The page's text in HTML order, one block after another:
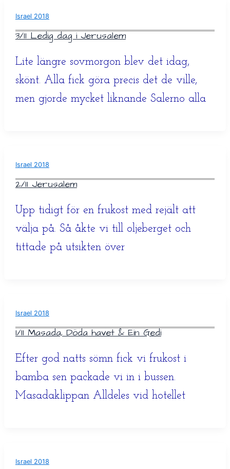
Israel 2018
3/11 Ledig dag i Jerusalem
Lite längre sovmorgon blev det idag,
skönt. Alla fick göra precis det de ville,
men gjorde mycket liknande Salerno alla
Israel 2018
2/11 Jerusalem
Upp tidigt för en frukost med rejält att
välja på. Så åkte vi till oljeberget och
tittade på utsikten över
Israel 2018
1/11 Masada, Döda havet & Ein Gedi
Efter god natts sömn fick vi frukost i
bamba sen packade vi in i bussen.
Masadaklippan Alldeles vid hotellet
Israel 2018